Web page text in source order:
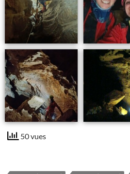
50 vues